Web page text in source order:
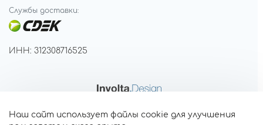
Службы доставки:
ИНН: 312308716525
Наш сайт использует файлы cookie для улучшения